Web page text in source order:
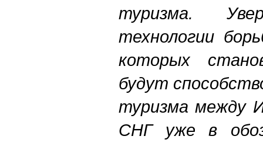
туризма.
технологии
которых
будут
туризма между
СНГ уже в